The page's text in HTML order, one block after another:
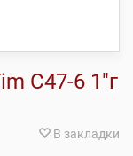
C47-6 1″г
В закладки